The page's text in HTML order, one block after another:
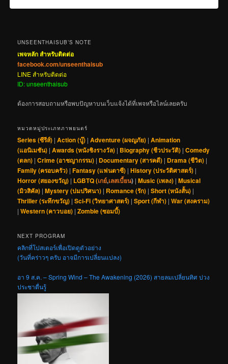
UNSEENTHAISUB’S NOTE
เพจหลัก สำหรับติดต่อ
facebook.com/unseenthaisub
LINE สำหรับติดต่อ
ID: unseenthaisub
ต้องการสอบถามหรือพบปัญหาบนเว็บแจ้งได้ที่เพจหรือไลน์เลยครับ
หมวดหมู่ประเภทภาพยนตร์
Series (ซีรีส์) |Action (บู๊) |Adventure (ผจญภัย) |Animation
(แอนิเมชัน) |Awards (หนังชิงรางวัล) | Biography (ชีวประวัติ) |Comedy
(ตลก) |Crime (อาชญากรรม) | Documentary (สารคดี) | Drama (ชีวิต) |
Family (ครอบครัว) |Fantasy (แฟนตาซี) |History (ประวัติศาสตร์) |
Horror (สยองขวัญ) | LGBTQ (เกย์,เลสเบี้ยน) |Music (เพลง) |Musical
(มิวสิคัล) |Mystery (ปมปริศนา) | Romance (รัก) |Short (หนังสั้น) |
Thriller (ระทึกขวัญ) |Sci-Fi (วิทยาศาสตร์) |Sport (กีฬา) |War (สงคราม)
|Western (คาวบอย) |Zombie (ซอมบี้)
NEXT PROGRAM
คลิกที่โปสเตอร์เพื่อเปิดดูตัวอย่าง
(วันที่คร่าวๆ ครับ อาจมีการเปลี่ยนแปลง)
อา 9 ส.ค. – Spring Wind – The Awakening (2026) สายลมเปลี่ยนทิศ ปวง
ประชาตื่นรู้